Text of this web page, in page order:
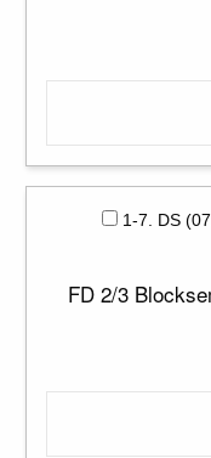
1-7. DS
FD 2/3